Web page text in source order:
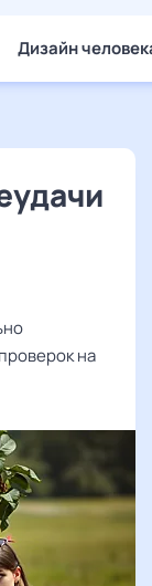
Дизайн
на